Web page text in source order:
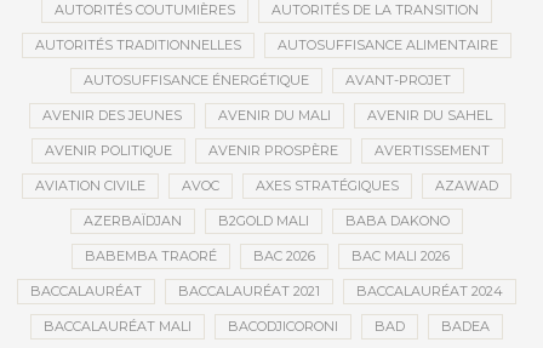
AUTORITÉS COUTUMIÈRES AUTORITÉS DE LA TRANSITION
AUTORITÉS TRADITIONNELLES AUTOSUFFISANCE ALIMENTAIRE
AUTOSUFFISANCE ÉNERGÉTIQUE AVANT-PROJET
AVENIR DES JEUNES AVENIR DU MALI AVENIR DU SAHEL
AVENIR POLITIQUE AVENIR PROSPÈRE AVERTISSEMENT
AVIATION CIVILE AVOC AXES STRATÉGIQUES AZAWAD
AZERBAÏDJAN B2GOLD MALI BABA DAKONO
BABEMBA TRAORÉ BAC 2026 BAC MALI 2026
BACCALAURÉAT BACCALAURÉAT 2021 BACCALAURÉAT 2024
BACCALAURÉAT MALI BACODJICORONI BAD BADEA